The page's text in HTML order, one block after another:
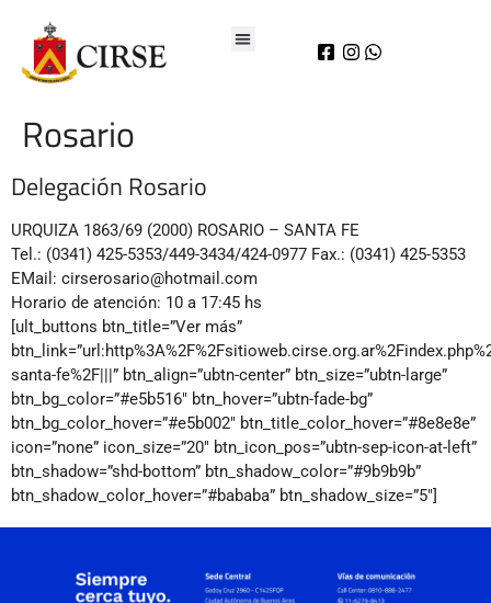
Rosario
Delegación Rosario
URQUIZA 1863/69 (2000) ROSARIO – SANTA FE
Tel.: (0341) 425-5353/449-3434/424-0977 Fax.: (0341) 425-5353
EMail: cirserosario@hotmail.com
Horario de atención: 10 a 17:45 hs
[ult_buttons btn_title=”Ver más”
santa-fe%2F|||” btn_align=”ubtn-center” btn_size=”ubtn-large”
btn_bg_color=”#e5b516″ btn_hover=”ubtn-fade-bg”
btn_bg_color_hover=”#e5b002″ btn_title_color_hover=”#8e8e8e”
icon=”none” icon_size=”20″ btn_icon_pos=”ubtn-sep-icon-at-left”
btn_shadow=”shd-bottom” btn_shadow_color=”#9b9b9b”
btn_shadow_color_hover=”#bababa” btn_shadow_size=”5″]